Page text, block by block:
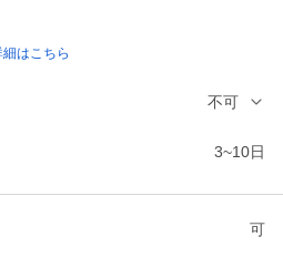
はこちら
不可
3~10日
可